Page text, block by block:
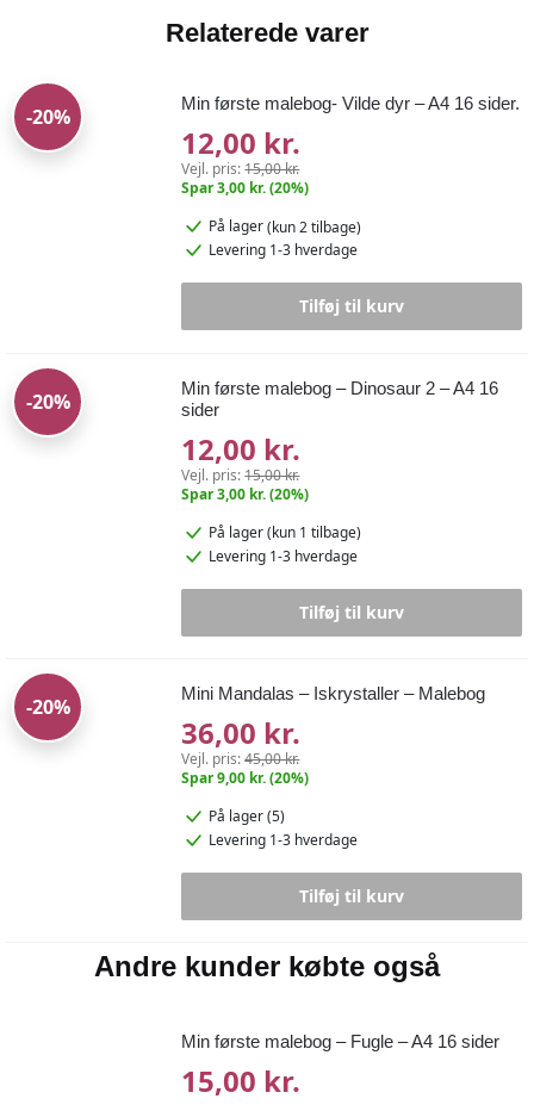
Relaterede varer
-20%
Min første malebog- Vilde dyr – A4 16 sider.
12,00 kr.
Vejl. pris:15,00 kr.
Spar 3,00 kr. (20%)
På lager(kun 2 tilbage)
Levering 1-3 hverdage
Tilføj til kurv
-20%
Min første malebog – Dinosaur 2 – A4 16
sider
12,00 kr.
Vejl. pris:15,00 kr.
Spar 3,00 kr. (20%)
På lager(kun 1 tilbage)
Levering 1-3 hverdage
Tilføj til kurv
-20%
Mini Mandalas – Iskrystaller – Malebog
36,00 kr.
Vejl. pris:45,00 kr.
Spar 9,00 kr. (20%)
På lager (5)
Levering 1-3 hverdage
Tilføj til kurv
Andre kunder købte også
Min første malebog – Fugle – A4 16 sider
15,00 kr.